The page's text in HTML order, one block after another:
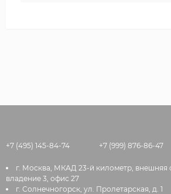
+7 (495) 145-84-74 +7 (999) 876-86-47
г. Москва, МКАД 23-й километр, внешняя
владение 3, офис 27
г. Солнечногорск, ул. Пролетарская, д. 1